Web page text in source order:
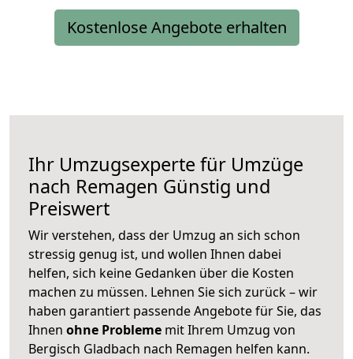
Kostenlose Angebote erhalten
Ihr Umzugsexperte für Umzüge
nach Remagen Günstig und
Preiswert
Wir verstehen, dass der Umzug an sich schon
stressig genug ist, und wollen Ihnen dabei
helfen, sich keine Gedanken über die Kosten
machen zu müssen. Lehnen Sie sich zurück – wir
haben garantiert passende Angebote für Sie, das
Ihnen ohne Probleme mit Ihrem Umzug von
Bergisch Gladbach nach Remagen helfen kann.